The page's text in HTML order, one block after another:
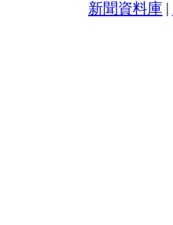
新聞資料庫